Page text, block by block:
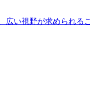
い視野が求められ